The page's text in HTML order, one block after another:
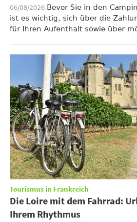
06/08/2026 Bevor Sie in den
ist es wichtig, sich über die
für Ihren Aufenthalt sowie über
Tourismus in Frankreich
Die Loire mit dem Fahrrad:
Ihrem Rhythmus